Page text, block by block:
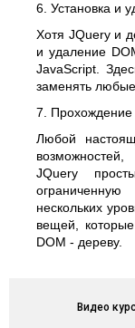
6. Установка и
Хотя JQuery и
и удаление
JavaScript.
заменять
7. Прохождение
Любой
JQuery
нескольких
вещей,
DOM - дереву.
Видео